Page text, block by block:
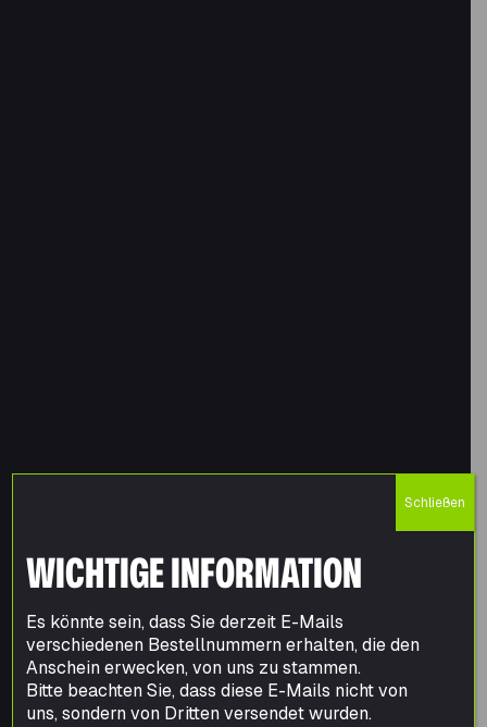
WICHTIGE INFORMATION
Es könnte sein, dass Sie derzeit E-Mails
verschiedenen Bestellnummern erhalten, die den
Anschein erwecken, von uns zu stammen.
Bitte beachten Sie, dass diese E-Mails nicht von
uns, sondern von Dritten versendet wurden.
Schließen